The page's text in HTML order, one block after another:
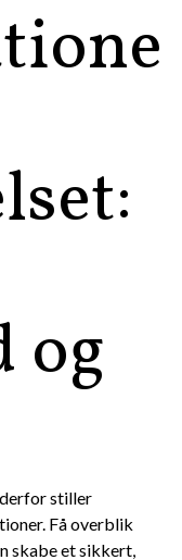
og
stiller
Få overblik
skabe et sikkert,